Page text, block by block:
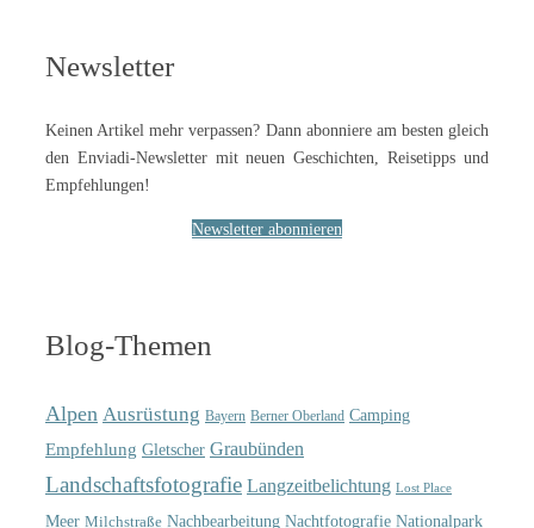
Newsletter
Keinen Artikel mehr verpassen? Dann abonniere am besten gleich
den Enviadi-Newsletter mit neuen Geschichten, Reisetipps und
Empfehlungen!
Newsletter abonnieren
Blog-Themen
Alpen Ausrüstung Bayern Berner Oberland Camping
Empfehlung Gletscher Graubünden
Landschaftsfotografie Langzeitbelichtung Lost Place
Meer Milchstraße Nachbearbeitung Nachtfotografie Nationalpark